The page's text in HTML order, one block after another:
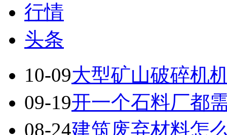
行情
头条
10-09大型矿山破碎机
09-19开一个石料厂都
08-24建筑废弃材料怎